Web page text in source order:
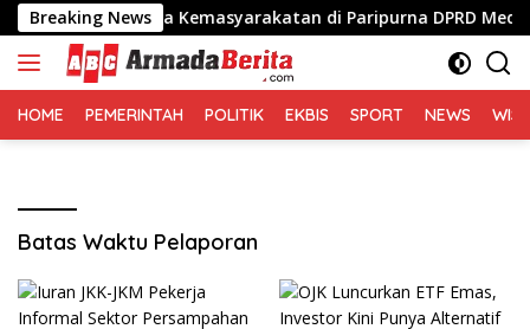
Langsung
ke
konten
Breaking News
Lembaga Kemasyarakatan di Paripurna DPRD Medan
HOME PEMERINTAH POLITIK EKBIS SPORT NEWS
Batas Waktu Pelaporan